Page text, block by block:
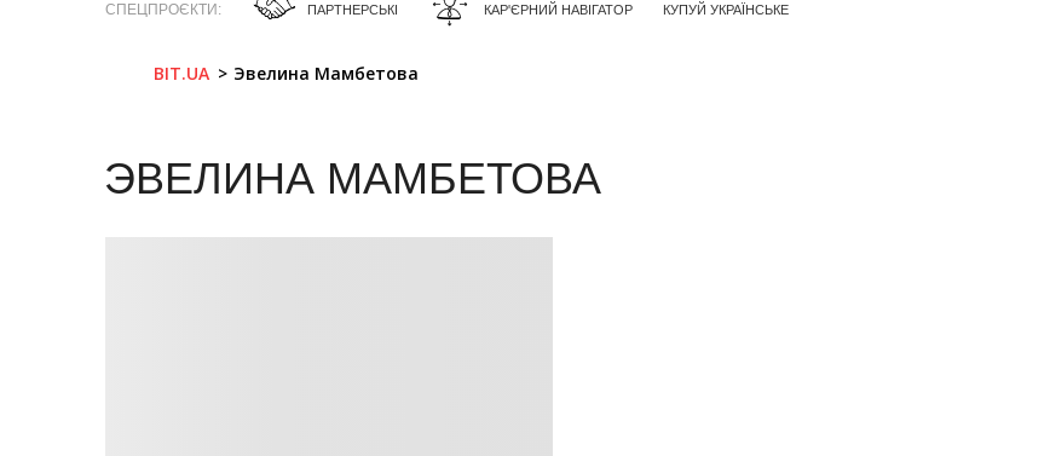
СПЕЦПРОЄКТИ ПАРТНЕРСЬКІ КАР'ЄРНИЙ НАВІГАТОР КУПУЙ УКРАЇНСЬКЕ
BIT.UA Эвелина Мамбетова
ЭВЕЛИНА МАМБЕТОВА